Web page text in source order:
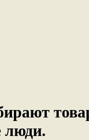
люди.